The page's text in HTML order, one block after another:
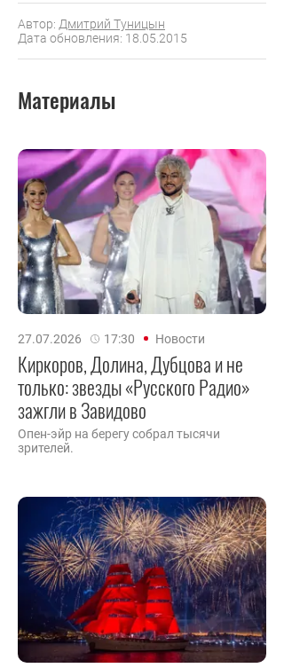
Автор: Дмитрий Туницын
Дата обновления: 18.05.2015
Материалы
27.07.2026 17:30 Новости
Киркоров, Долина, Дубцова и не
только: звезды «Русского Радио»
зажгли в Завидово
Опен-эйр на берегу собрал тысячи
зрителей.